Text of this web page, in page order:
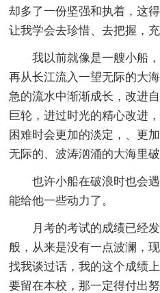
却多了一份坚强和执着，这
让我学会去珍惜、去把握，充
我以前就像是一艘小船
再从长江流入一望无际的大
急的流水中渐渐成长，改进
巨轮，进过时光的精心改进
困难时会更加的淡定，、更
无际的、波涛汹涌的大海里破
也许小船在破浪时也会
能给他一些动力了。
月考的考试的成绩已经
般，从来是没有一点波澜，
找我谈过话，我的这个成绩
要留在本校，那一定得付出